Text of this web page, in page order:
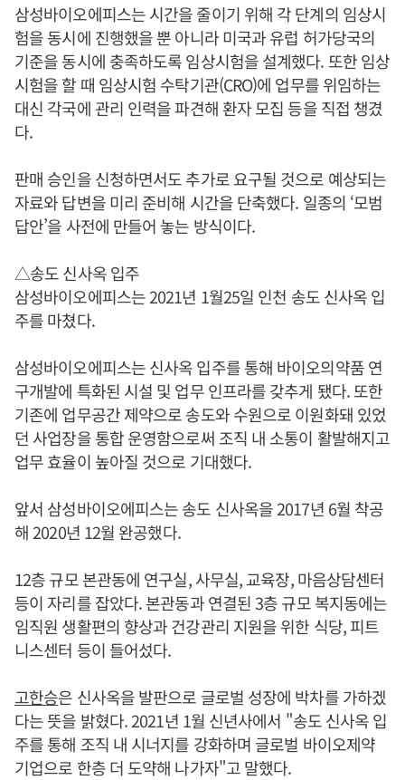
삼성바이오에피스는 시간을 줄이기 위해 각 단계의 임상시
험을 동시에 진행했을 뿐 아니라 미국과 유럽 허가당국의
기준을 동시에 충족하도록 임상시험을 설계했다. 또한 임상
시험을 할 때 임상시험 수탁기관(CRO)에 업무를 위임하는
대신 각국에 관리 인력을 파견해 환자 모집 등을 직접 챙겼
다.
판매 승인을 신청하면서도 추가로 요구될 것으로 예상되는
자료와 답변을 미리 준비해 시간을 단축했다. 일종의 ‘모범
답안’을 사전에 만들어 놓는 방식이다.
△송도 신사옥 입주
삼성바이오에피스는 2021년 1월25일 인천 송도 신사옥 입
주를 마쳤다.
삼성바이오에피스는 신사옥 입주를 통해 바이오의약품 연
구개발에 특화된 시설 및 업무 인프라를 갖추게 됐다. 또한
기존에 업무공간 제약으로 송도와 수원으로 이원화돼 있었
던 사업장을 통합 운영함으로써 조직 내 소통이 활발해지고
업무 효율이 높아질 것으로 기대했다.
앞서 삼성바이오에피스는 송도 신사옥을 2017년 6월 착공
해 2020년 12월 완공했다.
12층 규모 본관동에 연구실, 사무실, 교육장, 마음상담센터
등이 자리를 잡았다. 본관동과 연결된 3층 규모 복지동에는
임직원 생활편의 향상과 건강관리 지원을 위한 식당, 피트
니스센터 등이 들어섰다.
고한승은 신사옥을 발판으로 글로벌 성장에 박차를 가하겠
다는 뜻을 밝혔다. 2021년 1월 신년사에서 "송도 신사옥 입
주를 통해 조직 내 시너지를 강화하며 글로벌 바이오제약
기업으로 한층 더 도약해 나가자"고 말했다.